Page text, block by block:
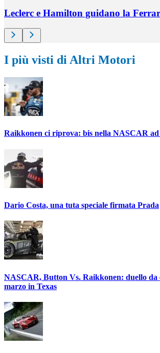
Leclerc e Hamilton guidano la
I più visti di Altri Motori
Raikkonen ci riprova: bis nella NASCAR
Dario Costa, una tuta speciale firmata Prada
NASCAR, Button Vs. Raikkonen: duello da
marzo in Texas